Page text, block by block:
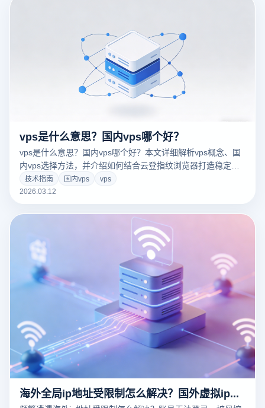
vps是什么意思？国内vps哪个好？
vps是什么意思？国内vps哪个好？本文详细解析vps概念、国
内vps选择方法，并介绍如何结合云登指纹浏览器打造稳定安
全的多账号运营环境。
技术指南 国内vps
vps
2026.03.12
海外全局ip地址受限制怎么解决？国外虚拟ip与指纹浏览器防封合规方案